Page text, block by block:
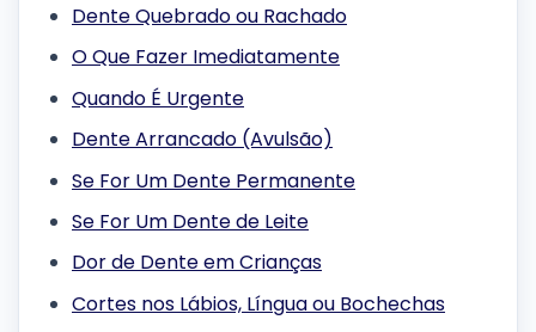
Dente Quebrado ou Rachado
O Que Fazer Imediatamente
Quando É Urgente
Dente Arrancado (Avulsão)
Se For Um Dente Permanente
Se For Um Dente de Leite
Dor de Dente em Crianças
Cortes nos Lábios, Língua ou Bochechas